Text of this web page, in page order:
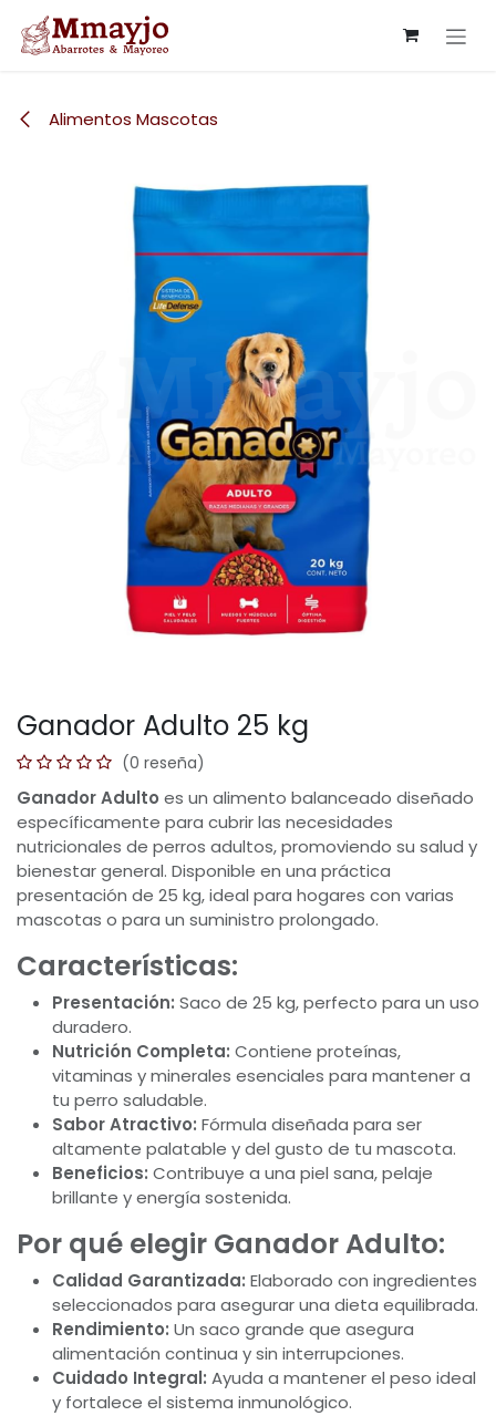
Ir al contenido
Alimentos Mascotas
Ganador Adulto 25 kg
(0 reseña)
Ganador Adulto es un alimento balanceado diseñado
específicamente para cubrir las necesidades
nutricionales de perros adultos, promoviendo su salud y
bienestar general. Disponible en una práctica
presentación de 25 kg, ideal para hogares con varias
mascotas o para un suministro prolongado.
Características:
Presentación: Saco de 25 kg, perfecto para un uso
duradero.
Nutrición Completa: Contiene proteínas,
vitaminas y minerales esenciales para mantener a
tu perro saludable.
Sabor Atractivo: Fórmula diseñada para ser
altamente palatable y del gusto de tu mascota.
Beneficios: Contribuye a una piel sana, pelaje
brillante y energía sostenida.
Por qué elegir Ganador Adulto:
Calidad Garantizada: Elaborado con ingredientes
seleccionados para asegurar una dieta equilibrada.
Rendimiento: Un saco grande que asegura
alimentación continua y sin interrupciones.
Cuidado Integral: Ayuda a mantener el peso ideal
y fortalece el sistema inmunológico.